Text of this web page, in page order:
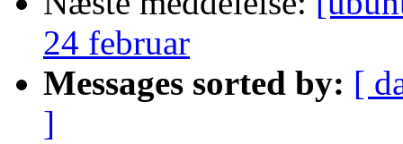
24 februar
Messages sorted by: [
]